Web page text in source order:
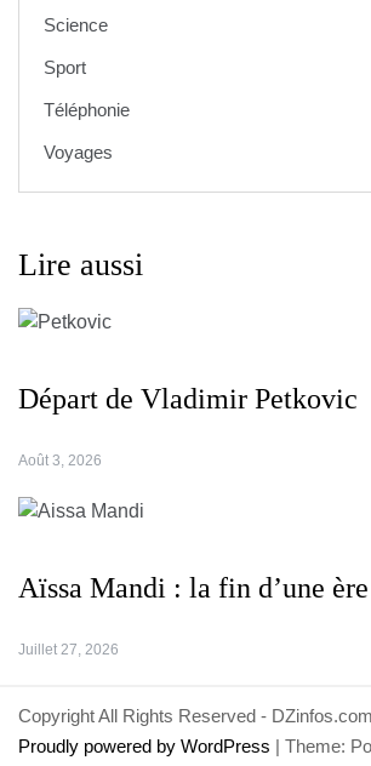
Science
Sport
Téléphonie
Voyages
Lire aussi
Départ de Vladimir Petkovic
Août 3, 2026
Aïssa Mandi : la fin d’une ère
Juillet 27, 2026
Copyright All Rights Reserved -
Proudly powered by WordPress | Theme: